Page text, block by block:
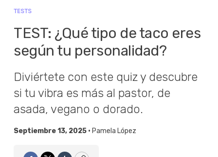
TESTS
TEST: ¿Qué tipo de taco eres
según tu personalidad?
Diviértete con este quiz y descubre
si tu vibra es más al pastor, de
asada, vegano o dorado.
Septiembre 13, 2025 • Pamela López